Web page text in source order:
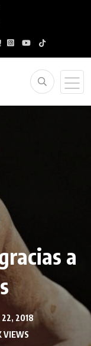
a
22, 2018
VIEWS